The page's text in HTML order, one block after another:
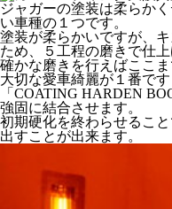
ジャガーの塗装は柔らか
い車種の１つです。
塗装が柔らかいですが、
ため、５工程の磨きで仕
確かな磨きを行えばここ
大切な愛車綺麗が１番です
「COATING HARDEN
強固に結合させます。
初期硬化を終わらせるこ
出すことが出来ます。